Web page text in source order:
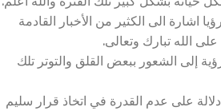
اشارة الى الكثير من الأخبار القادمة
على الله تبارك وتعالى.
إلى الشعور ببعض القلق والتوتر تلك
على عدم القدرة في اتخاذ قرار سليم